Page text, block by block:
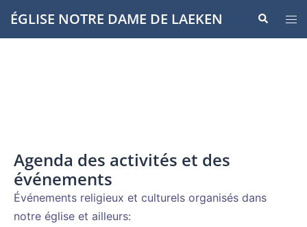
Aller
auÉGLISE NOTRE DAME DE LAEKEN
le
Agenda des activités et des
événements
Événements religieux et culturels organisés dans
notre église et ailleurs: